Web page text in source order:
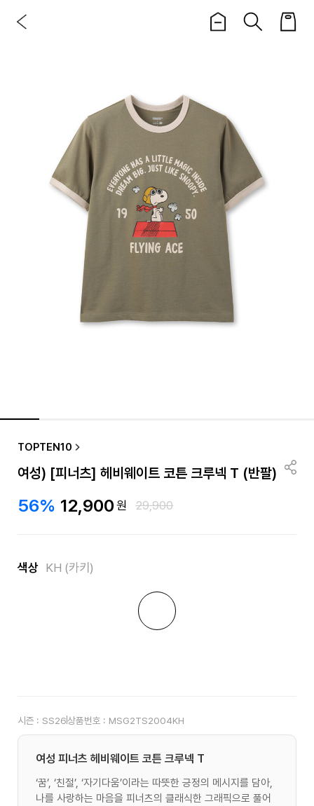
TOPTEN10
여성) [피너츠] 헤비웨이트 코튼 크루넥 T (반팔)
56% 12,900원 29,900
색상 KH (카키)
시즌 : SS26상품번호 : MSG2TS2004KH
여성 피너츠 헤비웨이트 코튼 크루넥 T
‘꿈’, ‘친절’, ‘자기다움’이라는 따뜻한 긍정의 메시지를 담아,
나를 사랑하는 마음을 피너츠의 클래식한 그래픽으로 풀어